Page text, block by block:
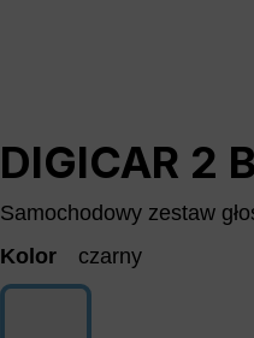
DIGICAR 2
Samochodowy zestaw
Kolor
czarny